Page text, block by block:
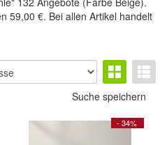
59,00 €. Bei allen Artikel handelt
Suche speichern
- 34%